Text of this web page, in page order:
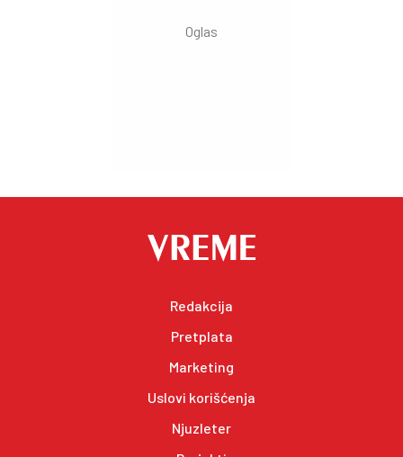
Redakcija
Pretplata
Marketing
Uslovi korišćenja
Njuzleter